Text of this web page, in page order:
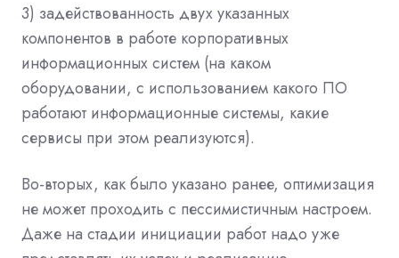
3) задействованность двух указанных
компонентов в работе корпоративных
информационных систем (на каком
оборудовании, с использованием какого ПО
работают информационные системы, какие
сервисы при этом реализуются).
Во-вторых, как было указано ранее, оптимизация
не может проходить с пессимистичным настроем.
Даже на стадии инициации работ надо уже